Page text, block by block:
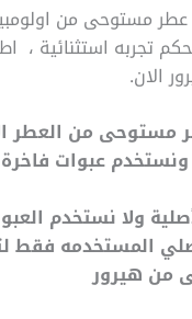
مستوحى من
تجربه استثنائية ،
الان.
مستوحى من العطر
عبوات فاخرة
ولا نستخدم
المستخدمه فقط
من هيرور